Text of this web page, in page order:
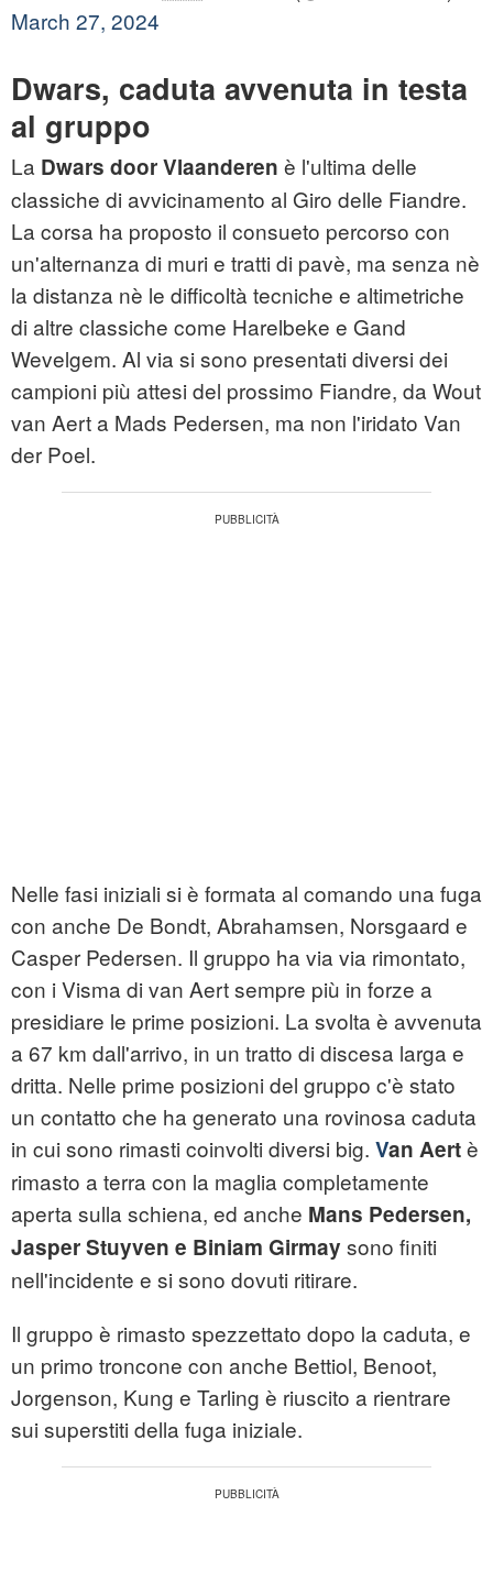
March 27, 2024
Dwars, caduta avvenuta in testa
al gruppo
La Dwars door Vlaanderen è l'ultima delle
classiche di avvicinamento al Giro delle Fiandre.
La corsa ha proposto il consueto percorso con
un'alternanza di muri e tratti di pavè, ma senza nè
la distanza nè le difficoltà tecniche e altimetriche
di altre classiche come Harelbeke e Gand
Wevelgem. Al via si sono presentati diversi dei
campioni più attesi del prossimo Fiandre, da Wout
van Aert a Mads Pedersen, ma non l'iridato Van
der Poel.
Nelle fasi iniziali si è formata al comando una fuga
con anche De Bondt, Abrahamsen, Norsgaard e
Casper Pedersen. Il gruppo ha via via rimontato,
con i Visma di van Aert sempre più in forze a
presidiare le prime posizioni. La svolta è avvenuta
a 67 km dall'arrivo, in un tratto di discesa larga e
dritta. Nelle prime posizioni del gruppo c'è stato
un contatto che ha generato una rovinosa caduta
in cui sono rimasti coinvolti diversi big. Van Aertè
rimasto a terra con la maglia completamente
aperta sulla schiena, ed anche Mans Pedersen,
Jasper Stuyven e Biniam Girmay sono finiti
nell'incidente e si sono dovuti ritirare.
Il gruppo è rimasto spezzettato dopo la caduta, e
un primo troncone con anche Bettiol, Benoot,
Jorgenson, Kung e Tarling è riuscito a rientrare
sui superstiti della fuga iniziale.